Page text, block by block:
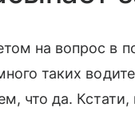
на вопрос в
таких
что да.